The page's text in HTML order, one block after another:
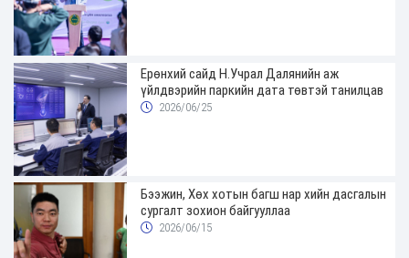
Ерөнхий сайд Н.Учрал Далянийн аж
үйлдвэрийн паркийн дата төвтэй танилцав
2026/06/25
Бээжин, Хөх хотын багш нар хийн дасгалын
сургалт зохион байгууллаа
2026/06/15